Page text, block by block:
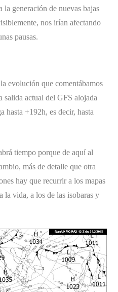
la generación de nuevas bajas
nos irían afectando
pausas.
evolución que comentábamos
salida actual del GFS alojada
hasta +192h, es decir, hasta
tiempo porque de aquí al
más de detalle que otra
hay que recurrir a los mapas
la vida, a los de las isobaras y